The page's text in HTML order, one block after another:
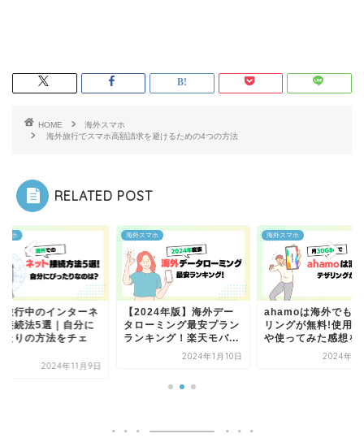
HOME
海外スマホ
海外旅行でスマホ高額請求を避けるための4つの方法
RELATED POST
マホ
旅行中のインターネ
接続法5選｜自分に
たりの方法をチェ
2024年11月9日
海外スマホ
【2024年版】海外デー
タローミング最安プラン
ランキング！楽天モバ...
2024年1月10日
海外スマホ
ahamoは海外でも
リングが無料!使用
や使ってみた感想を
2024年11